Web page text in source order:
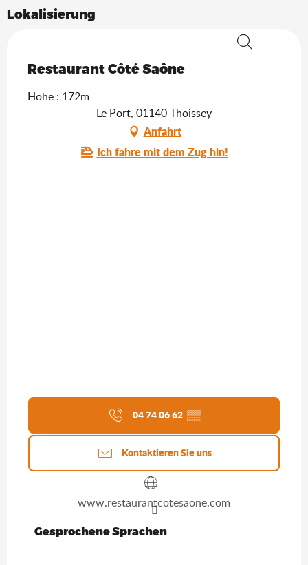
Lokalisierung
Restaurant Côté Saône
Höhe : 172m
Le Port, 01140 Thoissey
Anfahrt
Ich fahre mit dem Zug hin!
04 74 06 62 ▒▒
Kontaktieren Sie uns
www.restaurantcotesaone.com
Gesprochene Sprachen
Gesprochene Sprachen